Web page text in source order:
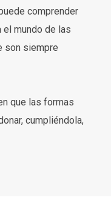
comprender
el mundo de las
son siempre
que las formas
cumpliéndola,